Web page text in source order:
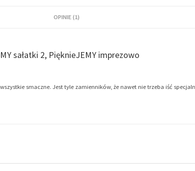
OPINIE (1)
sałatki 2, PięknieJEMY imprezowo
smaczne. Jest tyle zamienników, że nawet nie trzeba iść